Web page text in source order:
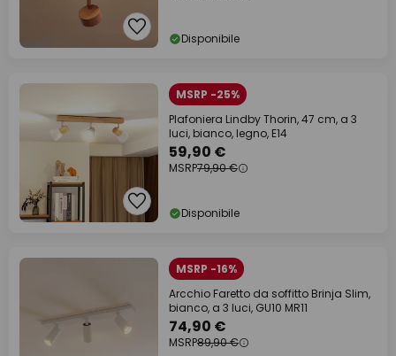
Disponibile
MSRP -25%
Plafoniera Lindby Thorin, 47 cm, a 3
luci, bianco, legno, E14
59,90 €
MSRP79,90 €
Disponibile
MSRP -16%
Arcchio Faretto da soffitto Brinja Slim,
bianco, a 3 luci, GU10 MR11
74,90 €
MSRP89,90 €